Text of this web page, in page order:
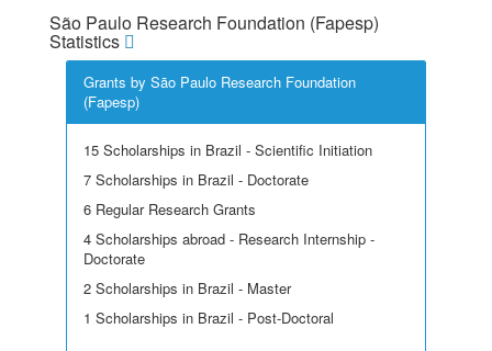
São Paulo Research Foundation (Fapesp)
Statistics
Grants by São Paulo Research Foundation
(Fapesp)
15 Scholarships in Brazil - Scientific Initiation
7 Scholarships in Brazil - Doctorate
6 Regular Research Grants
4 Scholarships abroad - Research Internship -
Doctorate
2 Scholarships in Brazil - Master
1 Scholarships in Brazil - Post-Doctoral